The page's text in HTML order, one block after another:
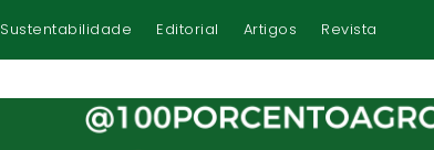
Sustentabilidade Editorial Artigos Revista